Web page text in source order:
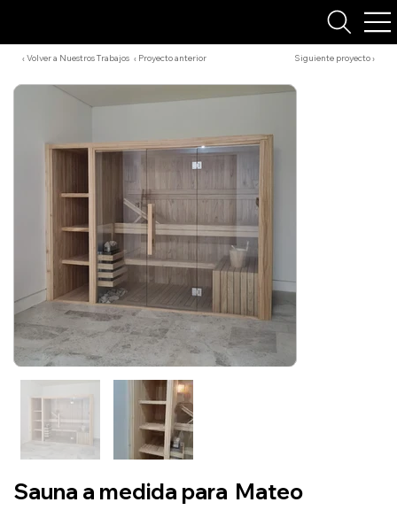
Siguiente proyecto ›
‹ Volver a Nuestros Trabajos ‹ Proyecto anterior
Sauna a medida para Mateo